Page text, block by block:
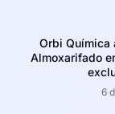
Orbi Química
Almoxarifado
6